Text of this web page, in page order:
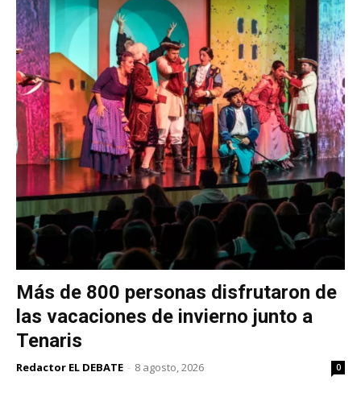
Más de 800 personas disfrutaron de
las vacaciones de invierno junto a
Tenaris
Redactor EL DEBATE - 8 agosto, 2026 0